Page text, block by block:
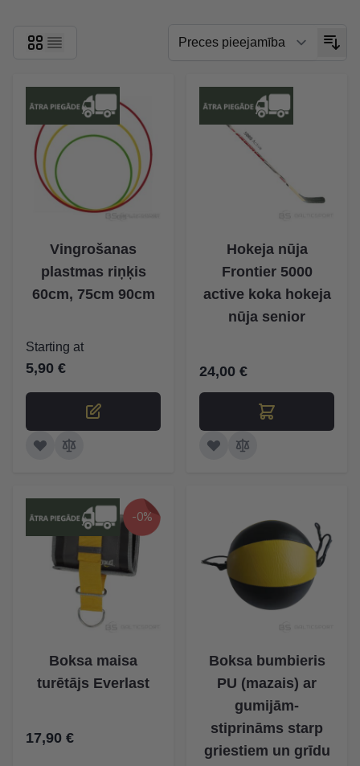
Vingrošanas
plastmas riņķis
60cm, 75cm 90cm
The price depends on the options chosen on the product
Starting at
5,90 €
Hokeja nūja
Frontier 5000
active koka hokeja
nūja senior
24,00 €
-0%
Boksa maisa
turētājs Everlast
17,90 €
Boksa bumbieris
PU (mazais) ar
gumijām-
stiprināms starp
griestiem un grīdu